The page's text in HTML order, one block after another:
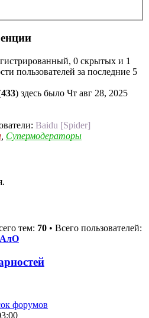
0 скрытых и 1
пользователей за последние 5
433) здесь было Чт авг 28, 2025
Baidu [Spider]
Супермодераторы
тем: 70 • Всего пользователей:
АлО
форумов